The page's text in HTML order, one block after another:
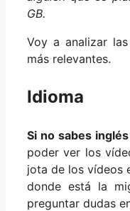
GB.
Voy a analizar
más relevantes.
Idioma
Si no sabes
poder ver los
jota de los vídeos
donde está la
preguntar dudas